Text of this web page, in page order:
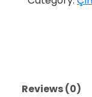
Reviews (0)